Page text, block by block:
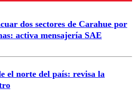
dos sectores de Carahue por
activa mensajería SAE
el norte del país: revisa la